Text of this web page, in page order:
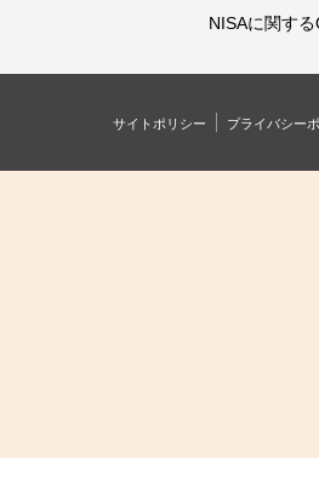
NISAに関する
サイトポリシー プライバシー